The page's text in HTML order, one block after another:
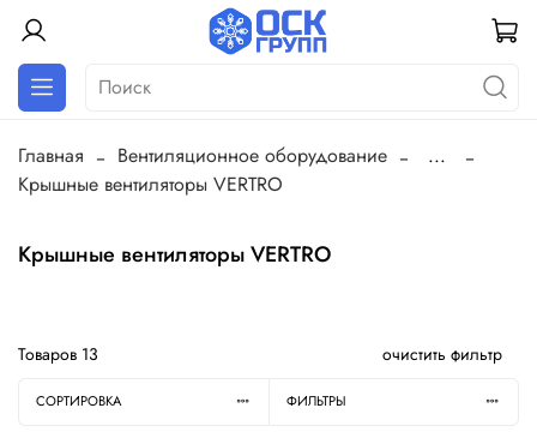
Главная Вентиляционное оборудование
...
Крышные вентиляторы VERTRO
Крышные вентиляторы VERTRO
Товаров 13 очистить фильтр
СОРТИРОВКА ФИЛЬТРЫ